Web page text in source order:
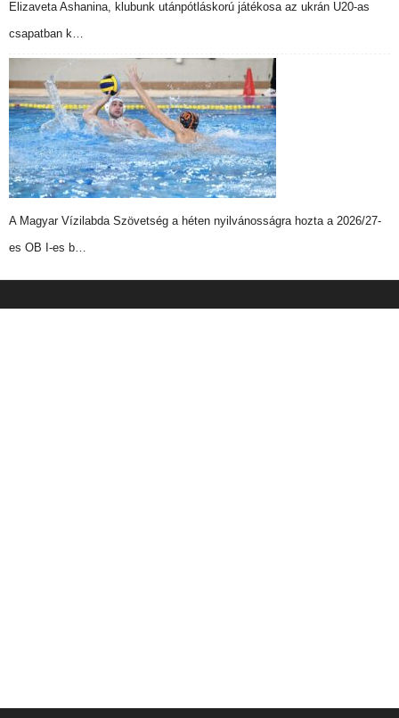
Elizaveta Ashanina, klubunk utánpótláskorú játékosa az ukrán U20-as
csapatban k…
A Magyar Vízilabda Szövetség a héten nyilvánosságra hozta a 2026/27-
es OB I-es b…